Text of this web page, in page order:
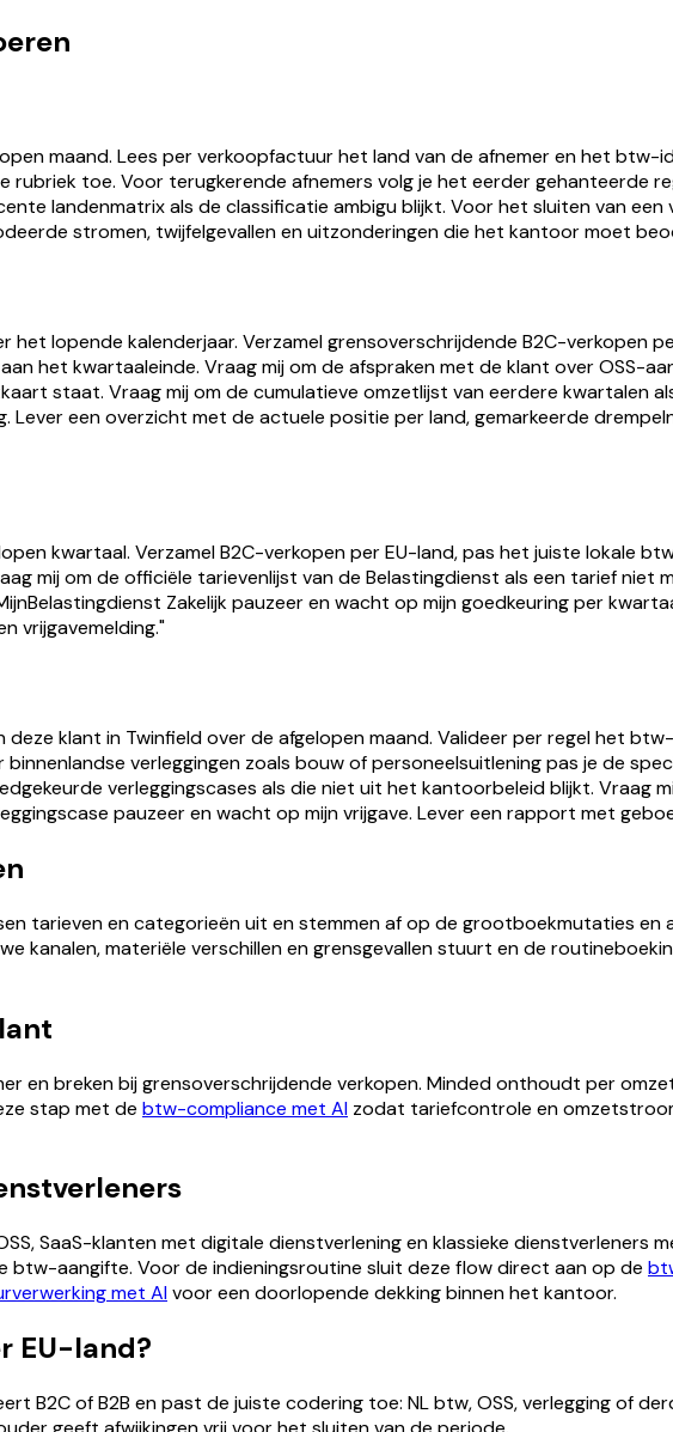
maand. Lees per verkoopfactuur het land van de afnemer en het
rubriek toe. Voor terugkerende afnemers volg je het eerder gehanteerde
landenmatrix als de classificatie ambigu blijkt. Voor het sluiten van
stromen, twijfelgevallen en uitzonderingen die het kantoor moet
lopende kalenderjaar. Verzamel grensoverschrijdende B2C-verkopen
het kwartaaleinde. Vraag mij om de afspraken met de klant over OSS-
staat. Vraag mij om de cumulatieve omzetlijst van eerdere kwartalen
een overzicht met de actuele positie per land, gemarkeerde
kwartaal. Verzamel B2C-verkopen per EU-land, pas het juiste lokale
mij om de officiële tarievenlijst van de Belastingdienst als een tarief niet
Zakelijk pauzeer en wacht op mijn goedkeuring per
vrijgavemelding."
klant in Twinfield over de afgelopen maand. Valideer per regel het
verleggingen zoals bouw of personeelsuitlening pas je de
verleggingscases als die niet uit het kantoorbeleid blijkt. Vraag
pauzeer en wacht op mijn vrijgave. Lever een rapport met
tarieven en categorieën uit en stemmen af op de grootboekmutaties en
materiële verschillen en grensgevallen stuurt en de
en breken bij grensoverschrijdende verkopen. Minded onthoudt per
stap met de btw-compliance met AI zodat tariefcontrole en
SaaS-klanten met digitale dienstverlening en klassieke dienstverleners
aangifte. Voor de indieningsroutine sluit deze flow direct aan op de
met AIvoor een doorlopende dekking binnen het kantoor.
EU-land?
B2C of B2B en past de juiste codering toe: NL btw, OSS, verlegging of